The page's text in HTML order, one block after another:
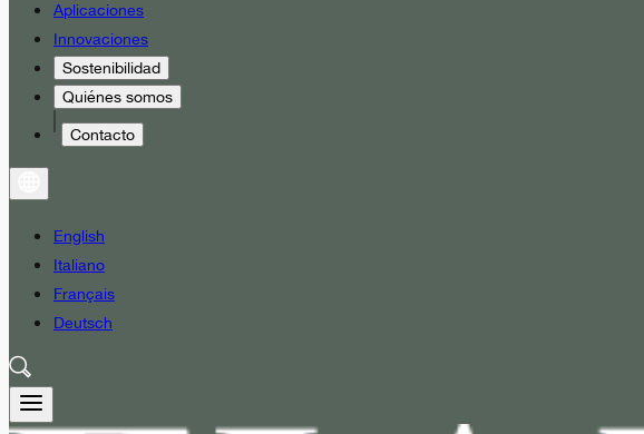
Aplicaciones
Innovaciones
Sostenibilidad
Quiénes somos
Contacto
English
Italiano
Français
Deutsch